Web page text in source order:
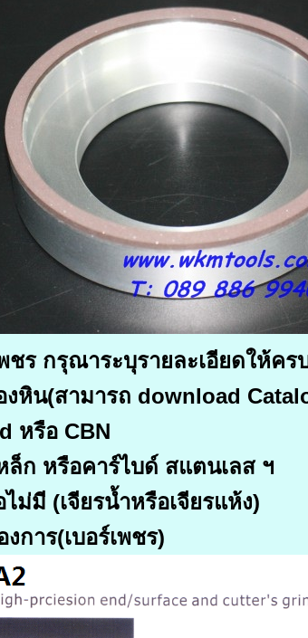
ร กรุณาระบุรายละเอียดให้คร
หิน(สามารถ download
หรือ CBN
ล็ก หรือคาร์ไบด์ สแตนเลส ฯ
ม่มี (เจียรน้ำหรือเจียรแห้ง)
การ(เบอร์เพชร)